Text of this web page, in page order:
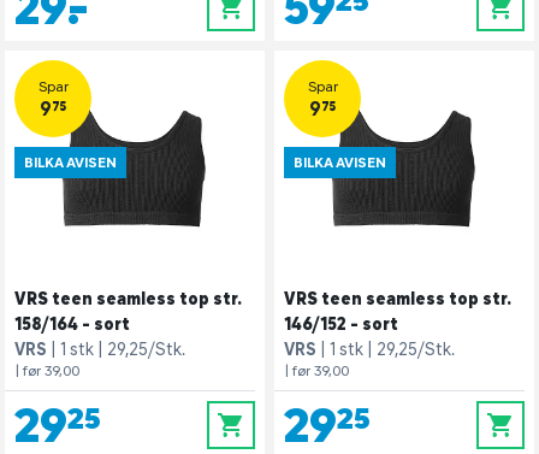
0 0
Spar
9,75
BILKA AVISEN
VRS teen seamless top str.
158/164 - sort
VRS
1 stk 29,25/Stk.
| før 39,00
29,25 0
Spar
9,75
BILKA AVISEN
VRS teen seamless top str.
146/152 - sort
VRS
1 stk 29,25/Stk.
| før 39,00
29,25 0